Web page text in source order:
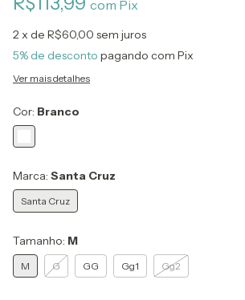
com Pix
2x de R$60,00 sem juros
5% de desconto pagando com Pix
Ver mais detalhes
Cor: Branco
Marca: Santa Cruz
Santa Cruz
Tamanho: M
M G GG Gg1 Gg2